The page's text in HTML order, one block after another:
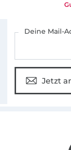
Deine Mail-
Jetzt